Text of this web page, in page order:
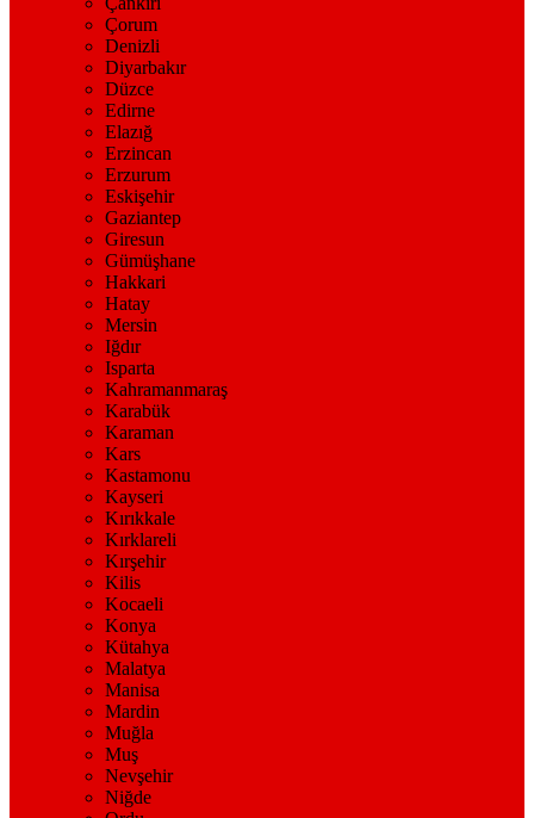
Çorum
Denizli
Diyarbakır
Düzce
Edirne
Elazığ
Erzincan
Erzurum
Eskişehir
Gaziantep
Giresun
Gümüşhane
Hakkari
Hatay
Mersin
Iğdır
Isparta
Kahramanmaraş
Karabük
Karaman
Kars
Kastamonu
Kayseri
Kırıkkale
Kırklareli
Kırşehir
Kilis
Kocaeli
Konya
Kütahya
Malatya
Manisa
Mardin
Muğla
Muş
Nevşehir
Niğde